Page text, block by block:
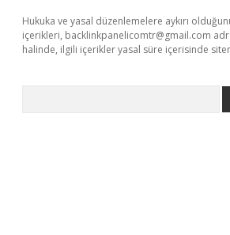
Hukuka ve yasal düzenlemelere aykırı
içerikleri, backlinkpanelicomtr@gmail.com
halinde, ilgili içerikler yasal süre içerisinde